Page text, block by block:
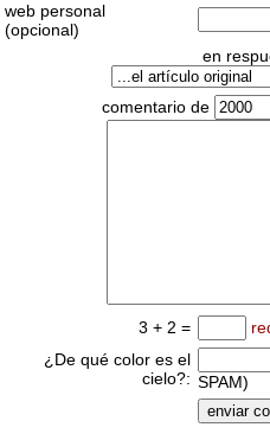
web personal
(opcional)
en
comentario de
3 + 2 =
¿De qué color es el
cielo?: SPAM)